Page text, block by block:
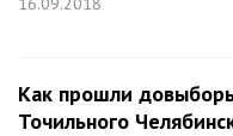
Как прошли
Точильного